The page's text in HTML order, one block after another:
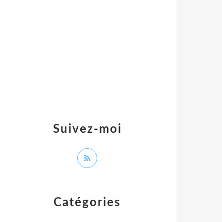
Catégories
Suivez-moi